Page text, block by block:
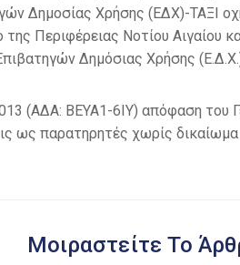
Δημοσίας Χρήσης (ΕΔΧ)-ΤΑΞΙ
Περιφέρειας Νοτίου Αιγαίου
Δημόσιας Χρήσης
(ΑΔΑ: ΒΕΥΑ1-6ΙΥ) απόφαση του
ως παρατηρητές χωρίς
Μοιραστείτε Το